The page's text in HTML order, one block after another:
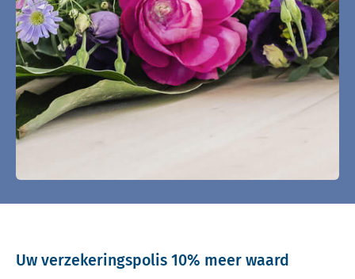
Uw verzekeringspolis 10% meer waard